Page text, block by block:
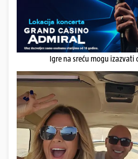
Igre na sreću mogu izazvati